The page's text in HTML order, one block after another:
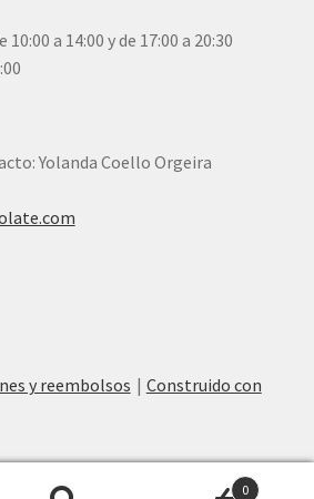
10:00 a 14:00 y de 17:00 a 20:30
Yolanda Coello Orgeira
y reembolsos
Construido con
0